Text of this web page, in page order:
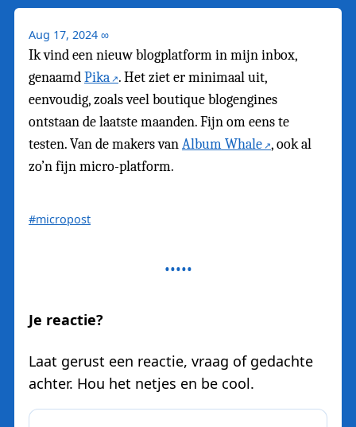
Aug 17, 2024 ∞
Ik vind een nieuw blogplatform in mijn inbox,
genaamdPika . Het ziet er minimaal uit,
eenvoudig, zoals veel boutique blogengines
ontstaan de laatste maanden. Fijn om eens te
testen. Van de makers vanAlbum Whale , ook al
zo’n fijn micro-platform.
#micropost
Je reactie?
Laat gerust een reactie, vraag of gedachte
achter. Hou het netjes en be cool.